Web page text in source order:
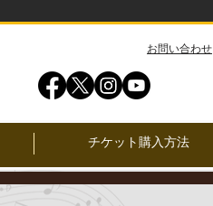
​お問い合わせ
チケット購入方法